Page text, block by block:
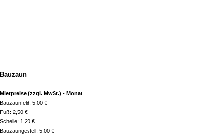
Bauzaun
Mietpreise (zzgl. MwSt.) - Monat
Bauzaunfeld: 5,00 €
Fuß: 2,50 €
Schelle: 1,20 €
Bauzaungestell: 5,00 €